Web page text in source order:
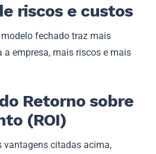
riscos e custos
fechado traz mais
a empresa, mais riscos e mais
Retorno sobre
(ROI)
vantagens citadas acima,